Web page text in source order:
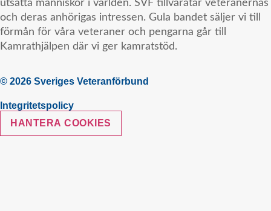
utsatta människor i världen. SVF tillvaratar veteranernas
och deras anhörigas intressen. Gula bandet säljer vi till
förmån för våra veteraner och pengarna går till
Kamrathjälpen där vi ger kamratstöd.
© 2026 Sveriges Veteranförbund
Integritetspolicy
HANTERA COOKIES